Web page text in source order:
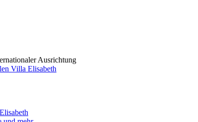
Ausrichtung